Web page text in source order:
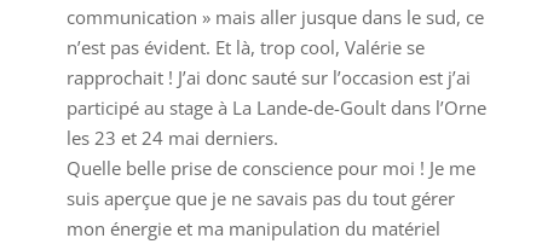
communication » mais aller jusque dans le sud, ce
n’est pas évident. Et là, trop cool, Valérie se
rapprochait ! J’ai donc sauté sur l’occasion est j’ai
participé au stage à La Lande-de-Goult dans l’Orne
les 23 et 24 mai derniers.
Quelle belle prise de conscience pour moi ! Je me
suis aperçue que je ne savais pas du tout gérer
mon énergie et ma manipulation du matériel